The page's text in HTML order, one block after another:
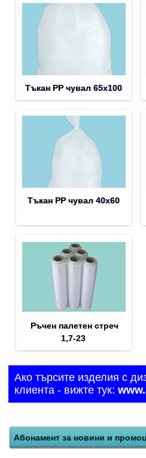
Тъкан PP чувал 65х100
Тъкан PP чувал 40х60
Ръчен палетен стреч
1,7-23
Ако търсите изделия с
клиента - вижте тук: